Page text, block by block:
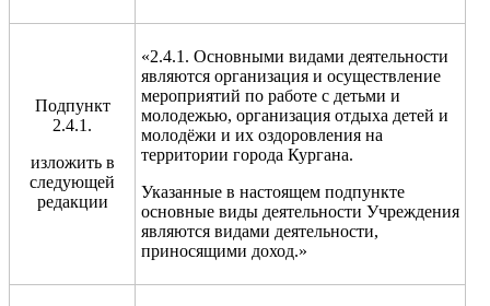
Подпункт
2.4.1.
изложить в
следующей
редакции
«2.4.1. Основными видами деятельности
являются организация и осуществление
мероприятий по работе с детьми и
молодежью, организация отдыха детей и
молодёжи и их оздоровления на
территории города Кургана.
Указанные в настоящем подпункте
основные виды деятельности Учреждения
являются видами деятельности,
приносящими доход.»